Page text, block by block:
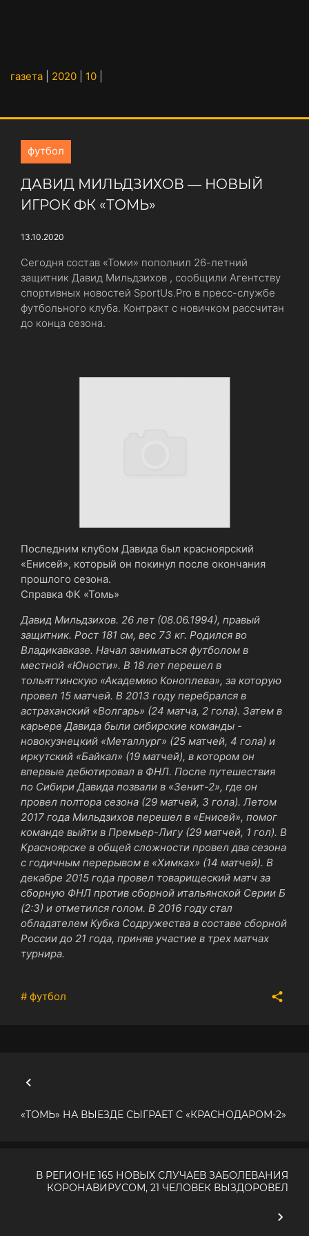
газета 2020 10
футбол
ДАВИД МИЛЬДЗИХОВ ― НОВЫЙ
ИГРОК ФК «ТОМЬ»
13.10.2020
Сегодня состав «Томи» пополнил 26-летний
защитник Давид Мильдзихов , сообщили Агентству
спортивных новостей SportUs.Pro в пресс-службе
футбольного клуба. Контракт с новичком рассчитан
до конца сезона.
Последним клубом Давида был красноярский
«Енисей», который он покинул после окончания
прошлого сезона.
Справка ФК «Томь»
Давид Мильдзихов. 26 лет (08.06.1994), правый
защитник. Рост 181 см, вес 73 кг. Родился во
Владикавказе. Начал заниматься футболом в
местной «Юности». В 18 лет перешел в
тольяттинскую «Академию Коноплева», за которую
провел 15 матчей. В 2013 году перебрался в
астраханский «Волгарь» (24 матча, 2 гола). Затем в
карьере Давида были сибирские команды -
новокузнецкий «Металлург» (25 матчей, 4 гола) и
иркутский «Байкал» (19 матчей), в котором он
впервые дебютировал в ФНЛ. После путешествия
по Сибири Давида позвали в «Зенит-2», где он
провел полтора сезона (29 матчей, 3 гола). Летом
2017 года Мильдзихов перешел в «Енисей», помог
команде выйти в Премьер-Лигу (29 матчей, 1 гол). В
Красноярске в общей сложности провел два сезона
с годичным перерывом в «Химках» (14 матчей). В
декабре 2015 года провел товарищеский матч за
сборную ФНЛ против сборной итальянской Серии Б
(2:3) и отметился голом. В 2016 году стал
обладателем Кубка Содружества в составе сборной
России до 21 года, приняв участие в трех матчах
турнира.
# футбол
«ТОМЬ» НА ВЫЕЗДЕ СЫГРАЕТ С «КРАСНОДАРОМ-2»
В РЕГИОНЕ 165 НОВЫХ СЛУЧАЕВ ЗАБОЛЕВАНИЯ
КОРОНАВИРУСОМ, 21 ЧЕЛОВЕК ВЫЗДОРОВЕЛ